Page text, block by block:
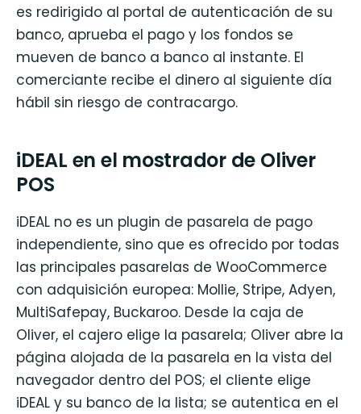
es redirigido al portal de autenticación de su
banco, aprueba el pago y los fondos se
mueven de banco a banco al instante. El
comerciante recibe el dinero al siguiente día
hábil sin riesgo de contracargo.
iDEAL en el mostrador de Oliver
POS
iDEAL no es un plugin de pasarela de pago
independiente, sino que es ofrecido por todas
las principales pasarelas de WooCommerce
con adquisición europea: Mollie, Stripe, Adyen,
MultiSafepay, Buckaroo. Desde la caja de
Oliver, el cajero elige la pasarela; Oliver abre la
página alojada de la pasarela en la vista del
navegador dentro del POS; el cliente elige
iDEAL y su banco de la lista; se autentica en el